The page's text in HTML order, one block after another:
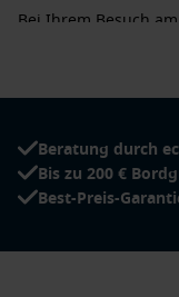
Bei Ihrem Besuch
Besuch der
Wasserfall, der in
Sie schwimmen
Wanderungen
besten
Beratung durch
Bis zu 200 €
Best-Preis-